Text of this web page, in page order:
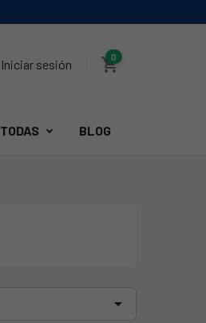
Iniciar sesión shopping_cart
0
TODAS BLOG
